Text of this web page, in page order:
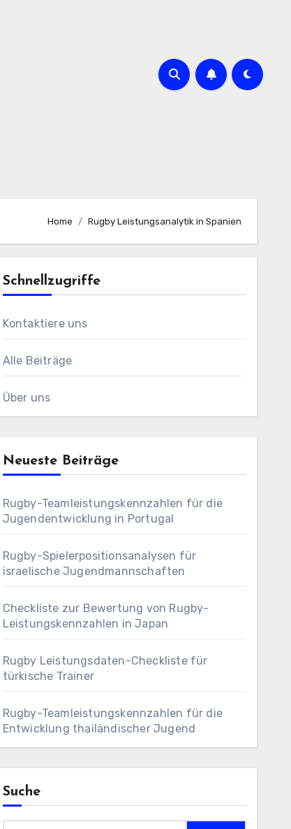
Home Rugby Leistungsanalytik in Spanien
Schnellzugriffe
Kontaktiere uns
Alle Beiträge
Über uns
Neueste Beiträge
Rugby-Teamleistungskennzahlen für die
Jugendentwicklung in Portugal
Rugby-Spielerpositionsanalysen für
israelische Jugendmannschaften
Checkliste zur Bewertung von Rugby-
Leistungskennzahlen in Japan
Rugby Leistungsdaten-Checkliste für
türkische Trainer
Rugby-Teamleistungskennzahlen für die
Entwicklung thailändischer Jugend
Suche